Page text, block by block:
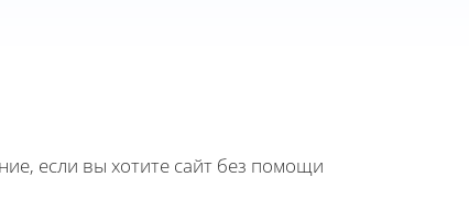
если вы хотите сайт без помощи